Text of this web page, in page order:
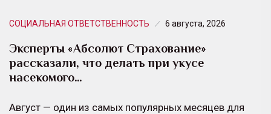
СОЦИАЛЬНАЯ ОТВЕТСТВЕННОСТЬ 6 августа, 2026
Эксперты «Абсолют Страхование»
рассказали, что делать при укусе
насекомого…
Август — один из самых популярных месяцев для